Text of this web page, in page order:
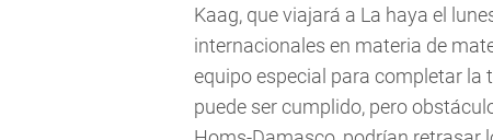
Kaag, que viajará a La haya el
internacionales en materia de
equipo especial para completar la
puede ser cumplido, pero